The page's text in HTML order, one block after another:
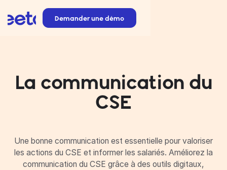
Demander une démo
La communication du
CSE
Une bonne communication est essentielle pour valoriser
les actions du CSE et informer les salariés. Améliorez la
communication du CSE grâce à des outils digitaux,